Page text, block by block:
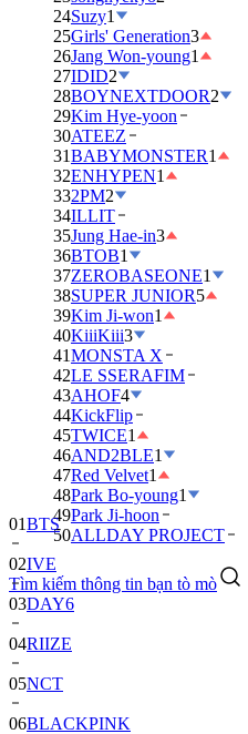
24Suzy1
25Girls' Generation3
26Jang Won-young1
27IDID2
28BOYNEXTDOOR2
29Kim Hye-yoon
30ATEEZ
31BABYMONSTER1
32ENHYPEN1
332PM2
34ILLIT
35Jung Hae-in3
36BTOB1
37ZEROBASEONE1
38SUPER JUNIOR5
39Kim Ji-won1
40KiiiKiii3
41MONSTA X
42LE SSERAFIM
43AHOF4
44KickFlip
45TWICE1
46AND2BLE1
47Red Velvet1
48Park Bo-young1
49Park Ji-hoon
50ALLDAY PROJECT
Tìm kiếm thông tin bạn tò mò
01BTS
02IVE
03DAY6
04RIIZE
05NCT
06BLACKPINK